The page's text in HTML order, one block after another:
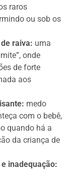
raros
ou sob os
raiva: uma
onde
de forte
aos
medo
com o bebê,
quando há a
da criança de
inadequação: